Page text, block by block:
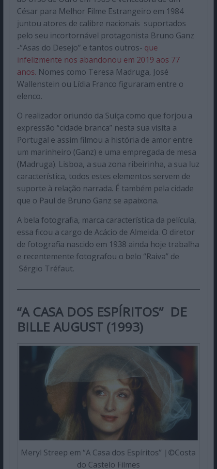
César para Melhor Filme Estrangeiro em 1984
juntou atores de calibre nacionais suportados
pelo seu incortornável protagonista Bruno Ganz
-“Asas do Desejo” e tantos outros- que
infelizmente nos abandonou em 2019 aos 77
anos. Nomes como Teresa Madruga, José
Wallenstein ou Lídia Franco figuraram entre o
elenco.
O realizador oriundo da Suíça como que forjou a
expressão “cidade branca” nesta sua visita a
Portugal e assim filmou a história de amor entre
um marinheiro (Ganz) e uma empregada de mesa
(Madruga). Lisboa, a sua zona ribeirinha, a sua luz
característica, todos estes elementos servem de
suporte à relação narrada. É também pela cidade
que o Paul de Bruno Ganz se apaixona.
A bela fotografia, marca característica da película,
essa ficou a cargo de Acácio de Almeida. O diretor
de fotografia nascido em 1938 ainda hoje trabalha
e recentemente fotografou o belo “Raiva” de
Sérgio Tréfaut.
“A CASA DOS ESPÍRITOS” DE
BILLE AUGUST (1993)
Meryl Streep em “A Casa dos Espíritos” |©Costa
do Castelo Filmes